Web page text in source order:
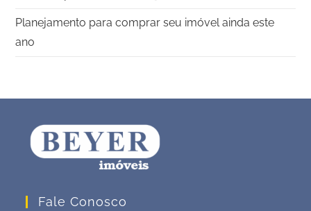
Planejamento para comprar seu imóvel ainda este
ano
Fale Conosco